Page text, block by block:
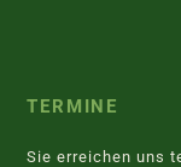
TERMINE
Sie erreichen uns